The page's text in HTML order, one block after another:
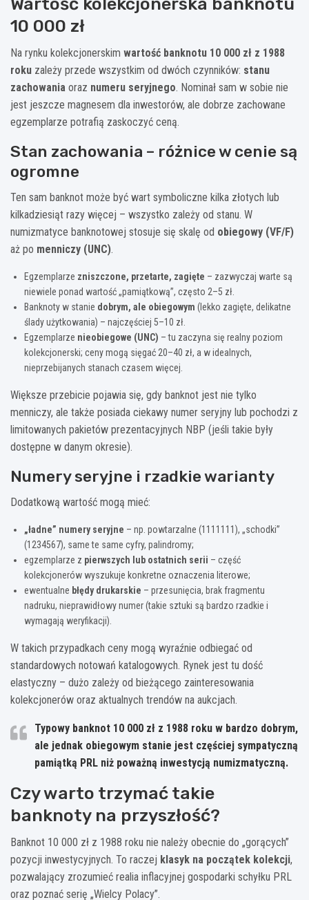
10 000 zł
Na rynku kolekcjonerskim wartość banknotu 10 000 zł z 1988
roku zależy przede wszystkim od dwóch czynników: stanu
zachowania oraz numeru seryjnego. Nominał sam w sobie nie
jest jeszcze magnesem dla inwestorów, ale dobrze zachowane
egzemplarze potrafią zaskoczyć ceną.
Stan zachowania – różnice w cenie są
ogromne
Ten sam banknot może być wart symboliczne kilka złotych lub
kilkadziesiąt razy więcej – wszystko zależy od stanu. W
numizmatyce banknotowej stosuje się skalę od obiegowy (VF/F)
aż po menniczy (UNC).
Egzemplarze zniszczone, przetarte, zagięte – zazwyczaj warte są
niewiele ponad wartość „pamiątkową”, często 2–5 zł.
Banknoty w stanie dobrym, ale obiegowym (lekko zagięte, delikatne
ślady użytkowania) – najczęściej 5–10 zł.
Egzemplarze nieobiegowe (UNC) – tu zaczyna się realny poziom
kolekcjonerski; ceny mogą sięgać 20–40 zł, a w idealnych,
nieprzebijanych stanach czasem więcej.
Większe przebicie pojawia się, gdy banknot jest nie tylko
menniczy, ale także posiada ciekawy numer seryjny lub pochodzi z
limitowanych pakietów prezentacyjnych NBP (jeśli takie były
dostępne w danym okresie).
Numery seryjne i rzadkie warianty
Dodatkową wartość mogą mieć:
„ładne” numery seryjne – np. powtarzalne (1111111), „schodki”
(1234567), same te same cyfry, palindromy;
egzemplarze z pierwszych lub ostatnich serii – część
kolekcjonerów wyszukuje konkretne oznaczenia literowe;
ewentualne błędy drukarskie – przesunięcia, brak fragmentu
nadruku, nieprawidłowy numer (takie sztuki są bardzo rzadkie i
wymagają weryfikacji).
W takich przypadkach ceny mogą wyraźnie odbiegać od
standardowych notowań katalogowych. Rynek jest tu dość
elastyczny – dużo zależy od bieżącego zainteresowania
kolekcjonerów oraz aktualnych trendów na aukcjach.
Typowy banknot 10 000 zł z 1988 roku w bardzo dobrym,
ale jednak obiegowym stanie jest częściej sympatyczną
pamiątką PRL niż poważną inwestycją numizmatyczną.
Czy warto trzymać takie
banknoty na przyszłość?
Banknot 10 000 zł z 1988 roku nie należy obecnie do „gorących”
pozycji inwestycyjnych. To raczej klasyk na początek kolekcji,
pozwalający zrozumieć realia inflacyjnej gospodarki schyłku PRL
oraz poznać serię „Wielcy Polacy”.